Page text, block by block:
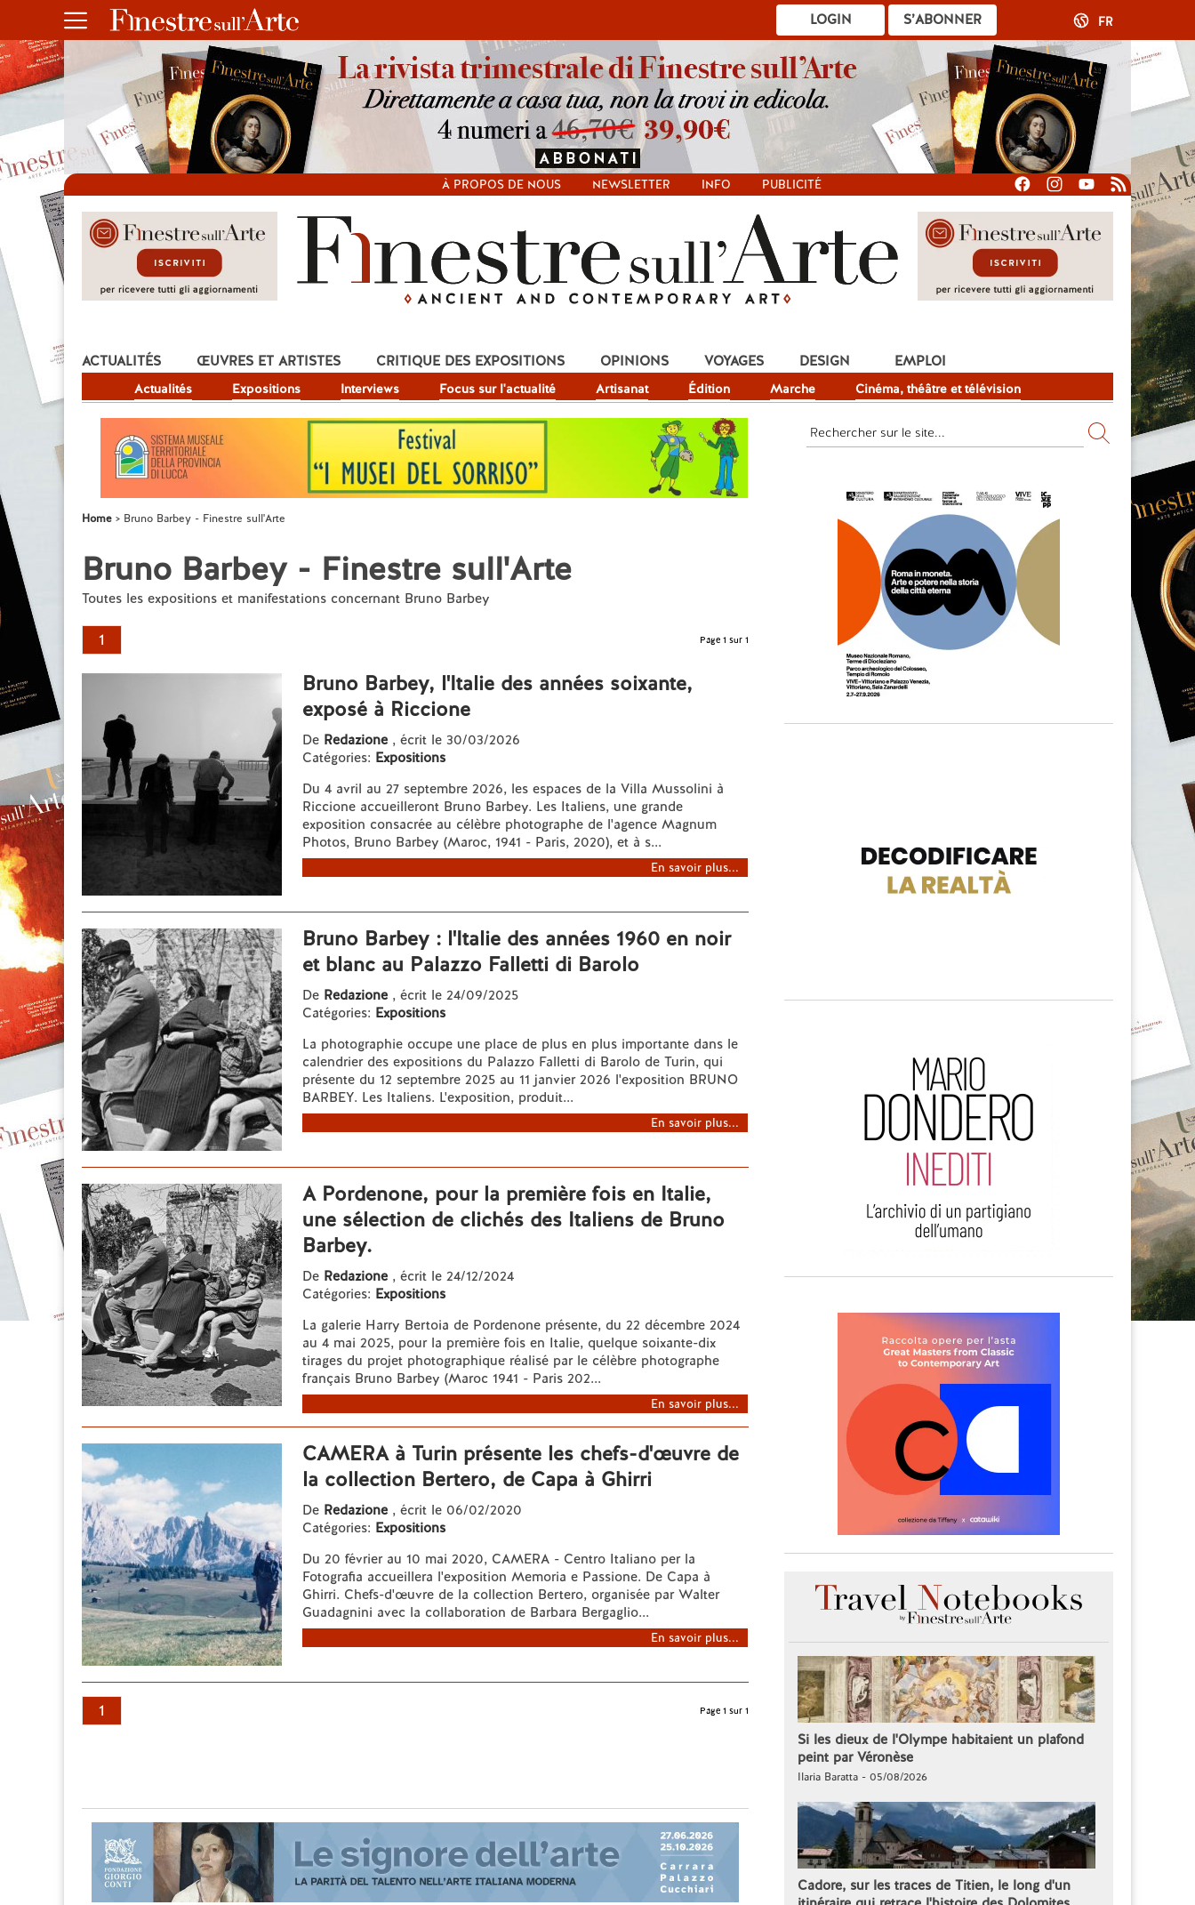
S’ABONNER
LOGIN FR
À PROPOS DE NOUS NEWSLETTER INFO PUBLICITÉ
ACTUALITÉS
Actualités Expositions Interviews Focus sur l'actualité Artisanat Édition Marche Cinéma, théâtre et télévision
ŒUVRES ET ARTISTES CRITIQUE DES EXPOSITIONS OPINIONS VOYAGES DESIGN EMPLOI
Home Bruno Barbey - Finestre sull'Arte
Bruno Barbey - Finestre sull'Arte
Toutes les expositions et manifestations concernant Bruno Barbey
1 Page 1 sur 1
Bruno Barbey, l'Italie des années soixante,
exposé à Riccione
De Redazione , écrit le 30/03/2026
Catégories: Expositions
Du 4 avril au 27 septembre 2026, les espaces de la Villa Mussolini à
Riccione accueilleront Bruno Barbey. Les Italiens, une grande
exposition consacrée au célèbre photographe de l'agence Magnum
Photos, Bruno Barbey (Maroc, 1941 - Paris, 2020), et à s...
En savoir plus...
Bruno Barbey : l'Italie des années 1960 en noir
et blanc au Palazzo Falletti di Barolo
De Redazione , écrit le 24/09/2025
Catégories: Expositions
La photographie occupe une place de plus en plus importante dans le
calendrier des expositions du Palazzo Falletti di Barolo de Turin, qui
présente du 12 septembre 2025 au 11 janvier 2026 l'exposition BRUNO
BARBEY. Les Italiens. L'exposition, produit...
En savoir plus...
A Pordenone, pour la première fois en Italie,
une sélection de clichés des Italiens de Bruno
Barbey.
De Redazione , écrit le 24/12/2024
Catégories: Expositions
La galerie Harry Bertoia de Pordenone présente, du 22 décembre 2024
au 4 mai 2025, pour la première fois en Italie, quelque soixante-dix
tirages du projet photographique réalisé par le célèbre photographe
français Bruno Barbey (Maroc 1941 - Paris 202...
En savoir plus...
CAMERA à Turin présente les chefs-d'œuvre de
la collection Bertero, de Capa à Ghirri
De Redazione , écrit le 06/02/2020
Catégories: Expositions
Du 20 février au 10 mai 2020, CAMERA - Centro Italiano per la
Fotografia accueillera l'exposition Memoria e Passione. De Capa à
Ghirri. Chefs-d'œuvre de la collection Bertero, organisée par Walter
Guadagnini avec la collaboration de Barbara Bergaglio...
En savoir plus...
1 Page 1 sur 1
Si les dieux de l'Olympe habitaient un plafond
peint par Véronèse
Ilaria Baratta - 05/08/2026
Cadore, sur les traces de Titien, le long d'un